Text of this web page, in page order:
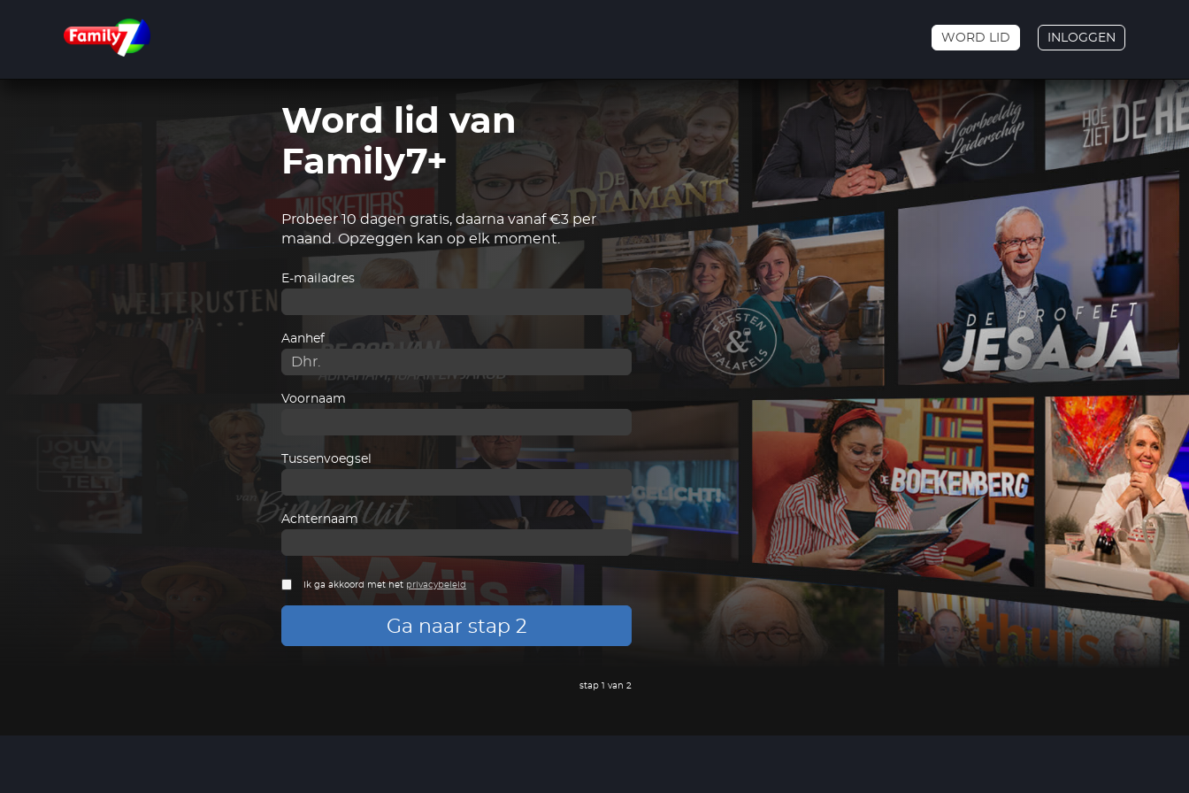
WORD LID INLOGGEN
Word lid van
Family7+
Probeer 10 dagen gratis, daarna vanaf €3 per
maand. Opzeggen kan op elk moment.
E-mailadres
Aanhef
Voornaam
Tussenvoegsel
Achternaam
Ik ga akkoord met het privacybeleid
Ga naar stap 2
stap 1 van 2